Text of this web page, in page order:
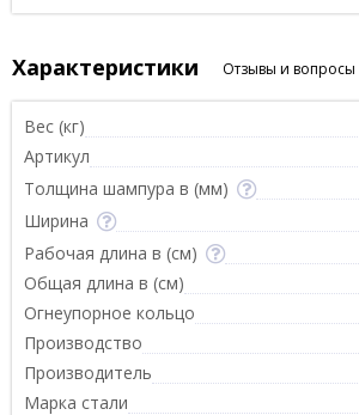
Характеристики Отзывы и вопросы
Вес (кг)
Артикул
Толщина шампура в (мм)
Ширина
Рабочая длина в (см)
Общая длина в (см)
Огнеупорное кольцо
Производство
Производитель
Марка стали